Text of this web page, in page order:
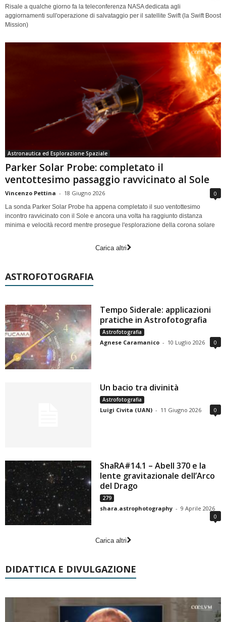
Risale a qualche giorno fa la teleconferenza NASA dedicata agli
aggiornamenti sull'operazione di salvataggio per il satellite Swift (la Swift Boost
Mission)
Astronautica ed Esplorazione Spaziale
Parker Solar Probe: completato il
ventottesimo passaggio ravvicinato al Sole
Vincenzo Pettina - 18 Giugno 2026 0
La sonda Parker Solar Probe ha appena completato il suo ventottesimo
incontro ravvicinato con il Sole e ancora una volta ha raggiunto distanza
minima e velocità record mentre prosegue l'esplorazione della corona solare
Carica altri
ASTROFOTOGRAFIA
Tempo Siderale: applicazioni
pratiche in Astrofotografia
Astrofotografia
Agnese Caramanico - 10 Luglio 2026 0
Un bacio tra divinità
Astrofotografia
Luigi Civita (UAN) - 11 Giugno 2026 0
ShaRA#14.1 – Abell 370 e la
lente gravitazionale dell’Arco
del Drago
279
shara.astrophotography - 9 Aprile 2026
0
Carica altri
DIDATTICA E DIVULGAZIONE